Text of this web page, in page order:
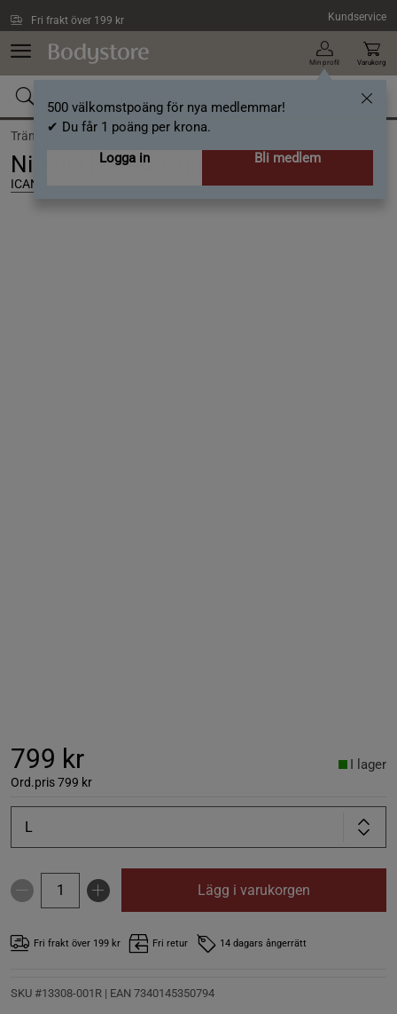
Fri frakt över 199 kr Kundservice
Min profil
500 välkomstpoäng för nya medlemmar!
✔ Du får 1 poäng per krona.
Logga in
Bli medlem
Varukorg
Träning / Träningskläder dam /Byxor
Nimble Flared Tights, Black, L
ICANIWILL
799 kr
Ord.pris799 kr
I lager
L
Lägg i varukorgen
Fri frakt över 199 kr Fri retur 14 dagars ångerrätt
SKU #13308-001R | EAN 7340145350794